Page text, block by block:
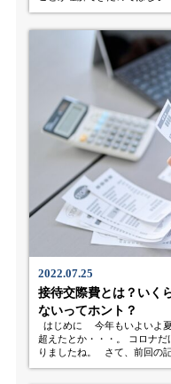
2022.07.25
接待交際費とは？いく
ないってホント？
はじめに 今年もいよいよ
超えたとか・・・。 コロナ
りましたね。 さて、前回の